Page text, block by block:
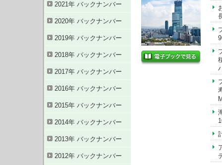
2021年 バックナンバー
2020年 バックナンバー
2019年 バックナンバー
2018年 バックナンバー
2017年 バックナンバー
2016年 バックナンバー
2015年 バックナンバー
2014年 バックナンバー
2013年 バックナンバー
2012年 バックナンバー